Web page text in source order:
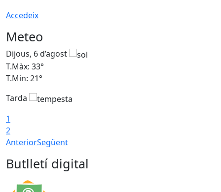
Accedeix
Meteo
Dijous, 6 d’agost
T.Màx: 33°
T.Min: 21°
Tarda
1
2
AnteriorSegüent
Butlletí digital